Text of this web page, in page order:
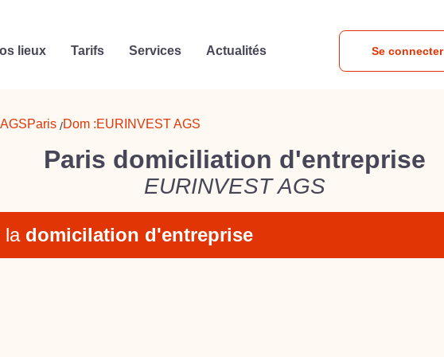
lieux Tarifs Services Actualités Se connecter
Paris /Dom :EURINVEST AGS
Paris domiciliation d'entreprise
EURINVEST AGS
la domicilation d'entreprise